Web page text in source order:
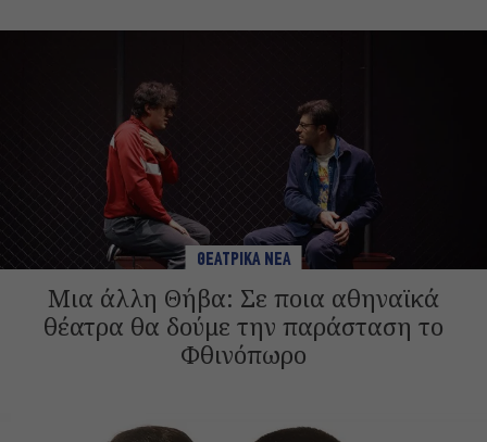
ΘΕΑΤΡΙΚΑ ΝΕΑ
Μια άλλη Θήβα: Σε ποια αθηναϊκά
θέατρα θα δούμε την παράσταση το
Φθινόπωρο